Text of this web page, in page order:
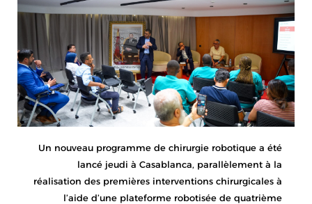
Un nouveau programme de chirurgie robotique a été
lancé jeudi à Casablanca, parallèlement à la
réalisation des premières interventions chirurgicales à
l’aide d’une plateforme robotisée de quatrième